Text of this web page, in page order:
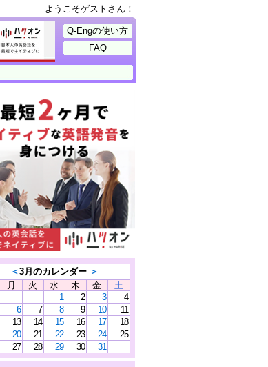
ようこそゲストさん！
Q-Engの使い方
FAQ
＜3月のカレンダー ＞
月 火 水 木 金
土
1
2 3
4
6 7 8 9 10
11
13 14 15 16 17
18
20 21 22 23 24
25
27 28 29 30 31